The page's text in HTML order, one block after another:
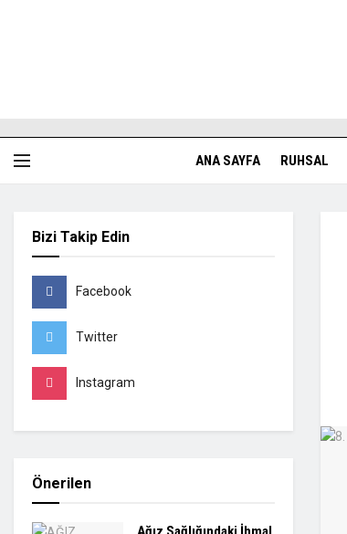
ANA SAYFA RUHSAL
Bizi Takip Edin
Facebook
Twitter
Instagram
Önerilen